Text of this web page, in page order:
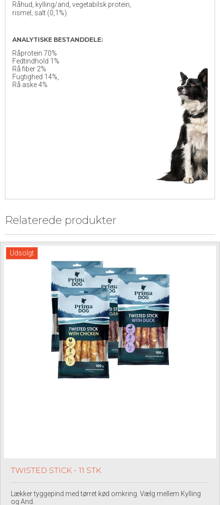
Råhud, kylling/and, vegetabilsk protein,
rismel, salt (0,1%).
ANALYTISKE BESTANDDELE:
Råprotein 70%
Fedtindhold 1%
Rå fiber 2%
Fugtighed 14%,
Rå aske 4%
Relaterede produkter
Udsolgt
TWISTED STICK - 11 STK
Lækker tyggepind med tørret kød omkring. Vælg mellem Kylling
og And.